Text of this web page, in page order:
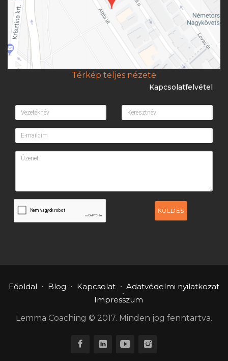
Térkép teljes nézete
Kapcsolatfelvétel
KÜLDÉS
Főoldal Blog Kapcsolat
Adatvédelmi nyilatkozat
Impresszum
Lemma Coaching © 2017. Minden jog fenntartva.